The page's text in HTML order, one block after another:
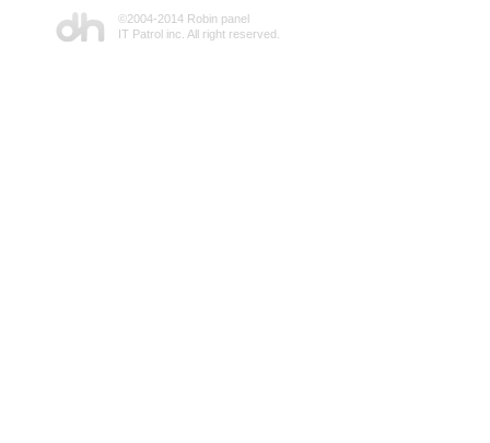
©2004-2014 Robin panel
IT Patrol inc. All right reserved.